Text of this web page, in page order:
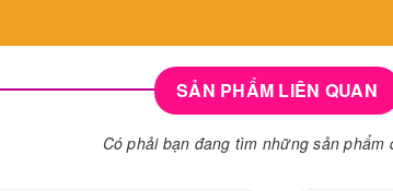
SẢN PHẨM LIÊN QUAN
Có phải bạn đang tìm những sản phẩm